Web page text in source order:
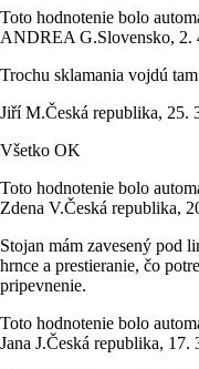
Toto hodnotenie bolo
ANDREA G.Slovensko, 2.
Trochu sklamania vojdú
Jiří M.Česká republika, 25.
Všetko OK
Toto hodnotenie bolo
Zdena V.Česká republika,
Stojan mám zavesený pod
hrnce a prestieranie, čo
pripevnenie.
Toto hodnotenie bolo
Jana J.Česká republika, 17.